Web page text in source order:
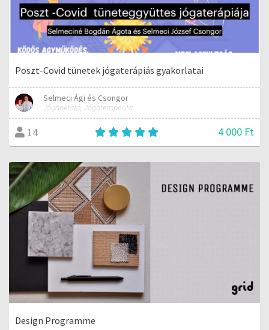
Poszt-Covid tünetek jógaterápiás gyakorlatai
Selmeci Ági és Csongor
Jógaoktató, Jógaterapeuta
14 4 000 Ft
Design Programme